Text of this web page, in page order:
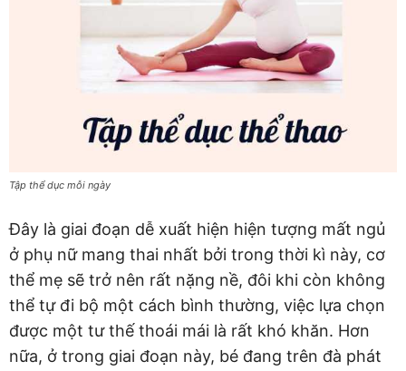
Tập thể dục mỗi ngày
Đây là giai đoạn dễ xuất hiện hiện tượng mất ngủ
ở phụ nữ mang thai nhất bởi trong thời kì này, cơ
thể mẹ sẽ trở nên rất nặng nề, đôi khi còn không
thể tự đi bộ một cách bình thường, việc lựa chọn
được một tư thế thoái mái là rất khó khăn. Hơn
nữa, ở trong giai đoạn này, bé đang trên đà phát